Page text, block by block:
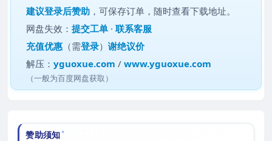
建议登录后赞助 ，可保存订单，随时查看下载地址。
网盘失效：提交工单 ·联系客服
充值优惠 （需登录）谢绝议价
解压：yguoxue.com /www.yguoxue.com
（一般为百度网盘获取）
赞助须知